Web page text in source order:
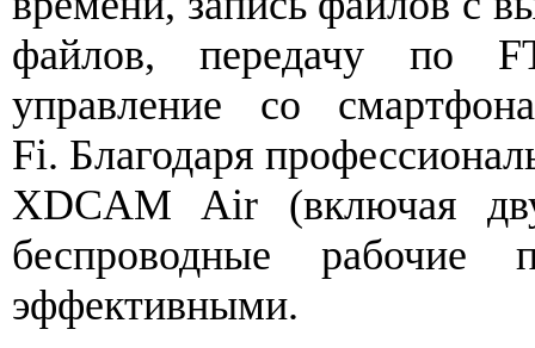
файлов, передачу по
управление со
Fi. Благодаря
XDCAM Air (включая
беспроводные рабочие
эффективными.